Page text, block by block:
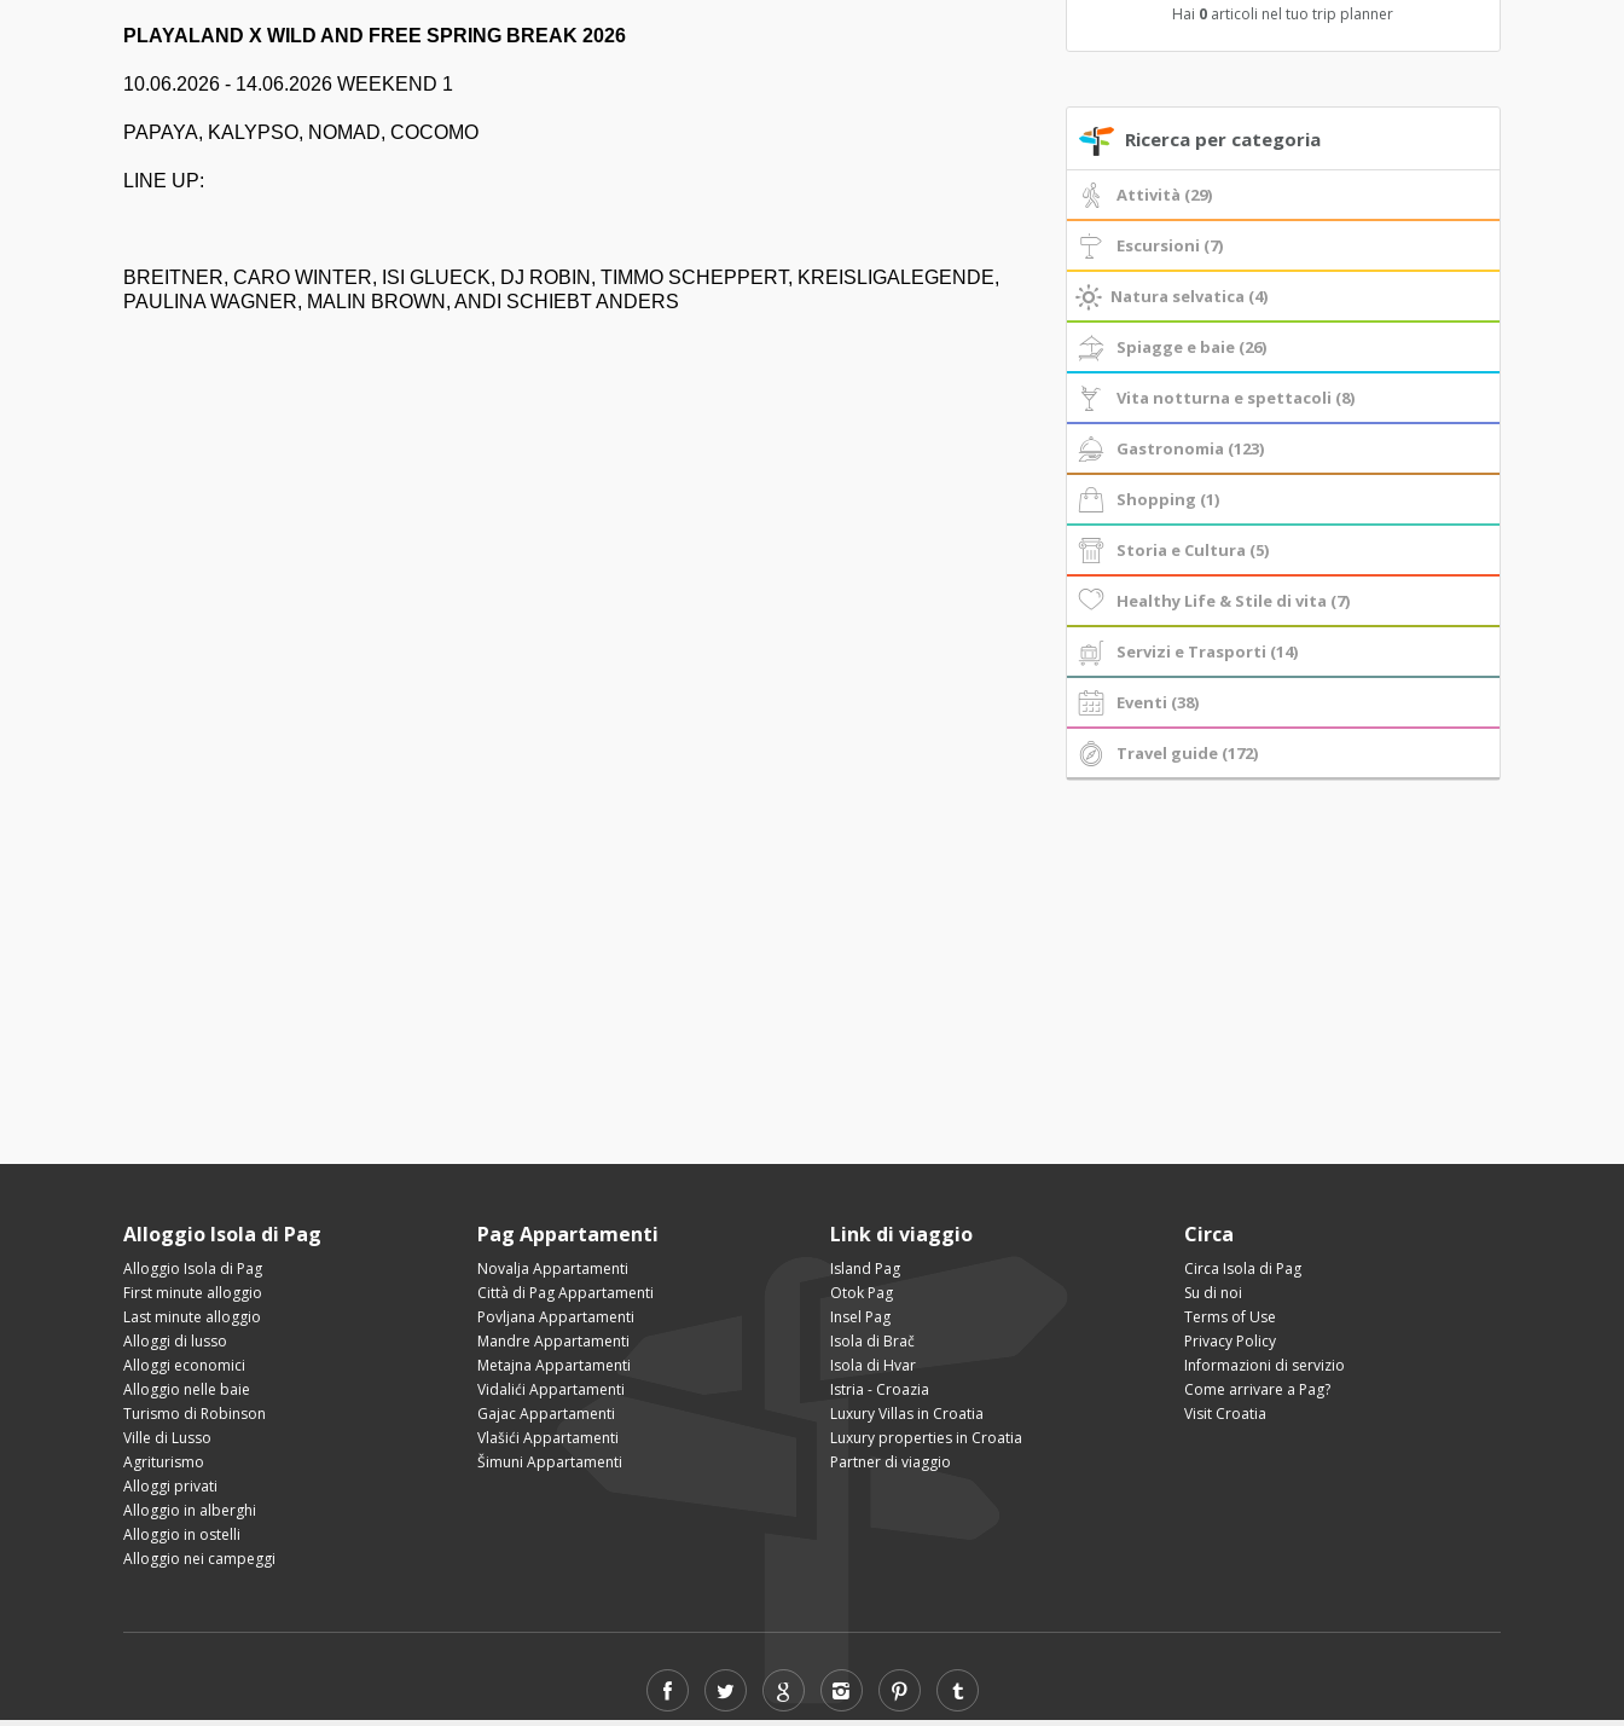
PLAYALAND X WILD AND FREE SPRING BREAK 2026
10.06.2026 - 14.06.2026 WEEKEND 1
PAPAYA, KALYPSO, NOMAD, COCOMO
LINE UP:
BREITNER, CARO WINTER, ISI GLUECK, DJ ROBIN, TIMMO SCHEPPERT, KREISLIGALEGENDE,
PAULINA WAGNER, MALIN BROWN, ANDI SCHIEBT ANDERS
Hai 0 articoli nel tuo trip planner
Ricerca per categoria
Attività (29)
Escursioni (7)
Natura selvatica (4)
Spiagge e baie (26)
Vita notturna e spettacoli (8)
Gastronomia (123)
Shopping (1)
Storia e Cultura (5)
Healthy Life & Stile di vita (7)
Servizi e Trasporti (14)
Eventi (38)
Travel guide (172)
Alloggio Isola di Pag
Alloggio Isola di Pag
First minute alloggio
Last minute alloggio
Alloggi di lusso
Alloggi economici
Alloggio nelle baie
Turismo di Robinson
Ville di Lusso
Agriturismo
Alloggi privati
Alloggio in alberghi
Alloggio in ostelli
Alloggio nei campeggi
Pag Appartamenti
Novalja Appartamenti
Città di Pag Appartamenti
Povljana Appartamenti
Mandre Appartamenti
Metajna Appartamenti
Vidalići Appartamenti
Gajac Appartamenti
Vlašići Appartamenti
Šimuni Appartamenti
Link di viaggio
Island Pag
Otok Pag
Insel Pag
Isola di Brač
Isola di Hvar
Istria - Croazia
Luxury Villas in Croatia
Luxury properties in Croatia
Partner di viaggio
Circa
Circa Isola di Pag
Su di noi
Terms of Use
Privacy Policy
Informazioni di servizio
Come arrivare a Pag?
Visit Croatia